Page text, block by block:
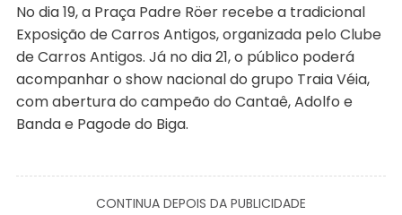
No dia 19, a Praça Padre Röer recebe a tradicional
Exposição de Carros Antigos, organizada pelo Clube
de Carros Antigos. Já no dia 21, o público poderá
acompanhar o show nacional do grupo Traia Véia,
com abertura do campeão do Cantaê, Adolfo e
Banda e Pagode do Biga.
CONTINUA DEPOIS DA PUBLICIDADE